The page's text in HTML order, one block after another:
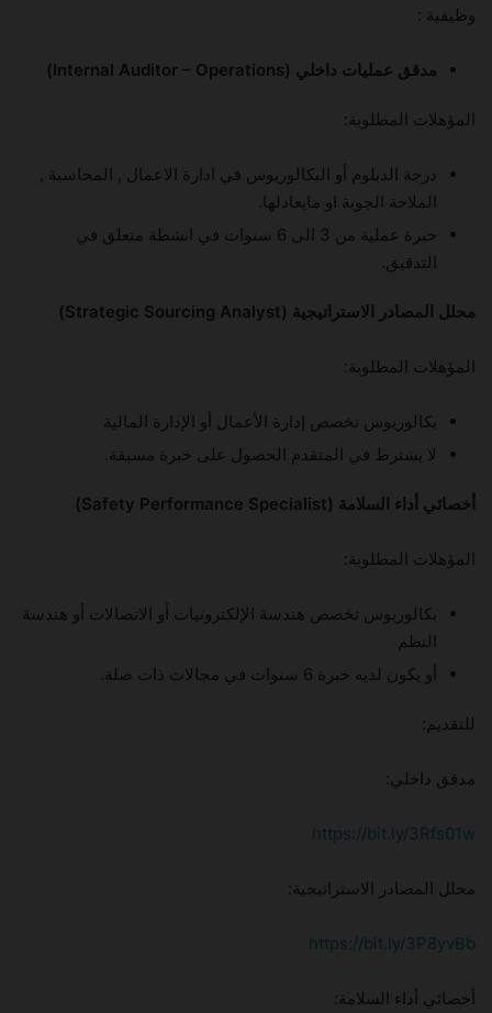
وظيفية :
مدقق عمليات داخلي (Internal Auditor – Operations)
المؤهلات المطلوبة:
درجة الدبلوم أو البكالوريوس في ادارة الاعمال , المحاسبة ,
الملاحة الجوية او مايعادلها.
خبرة عملية من 3 الى 6 سنوات في انشطة متعلق في
التدقيق.
محلل المصادر الاستراتيجية (Strategic Sourcing Analyst)
المؤهلات المطلوبة:
بكالوريوس تخصص إدارة الأعمال أو الإدارة المالية
لا يشترط في المتقدم الحصول على خبرة مسبقة.
أخصائي أداء السلامة (Safety Performance Specialist)
المؤهلات المطلوبة:
بكالوريوس تخصص هندسة الإلكترونيات أو الاتصالات أو هندسة
النظم
أو يكون لديه خبرة 6 سنوات في مجالات ذات صلة.
للتقديم:
مدقق داخلي:
https://bit.ly/3Rfs01w
محلل المصادر الاستراتيجية:
https://bit.ly/3P8yvBb
أخصائي أداء السلامة: